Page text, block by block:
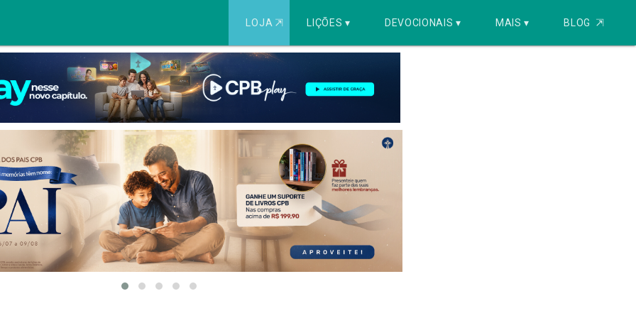
LOJA ⇱ LIÇÕES ▾ DEVOCIONAIS ▾ MAIS ▾ BLOG ⇱